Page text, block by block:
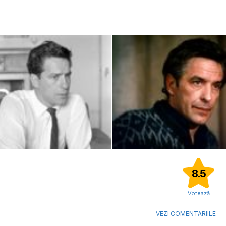
8.5
Votează
VEZI COMENTARIILE